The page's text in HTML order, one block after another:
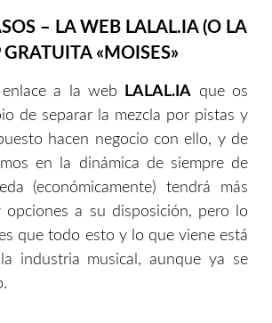
– LA WEB LALAL.IA(O LA
GRATUITA « MOISES»
a la web LALAL.IA que os
de separar la mezcla por pistas y
hacen negocio con ello, y de
en la dinámica de siempre de
(económicamente) tendrá más
opciones a su disposición, pero lo
que todo esto y lo que viene está
industria musical, aunque ya se